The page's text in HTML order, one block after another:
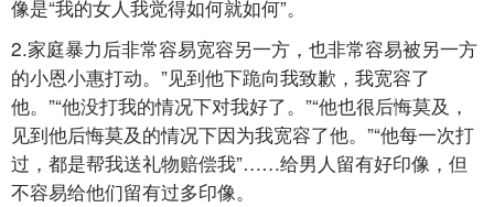
像是“我的女人我觉得如何就如何”。
2.家庭暴力后非常容易宽容另一方，也非常容易被另一方
的小恩小惠打动。”见到他下跪向我致歉，我宽容了
他。”“他没打我的情况下对我好了。”“他也很后悔莫及，
见到他后悔莫及的情况下因为我宽容了他。”“他每一次打
过，都是帮我送礼物赔偿我”……给男人留有好印像，但
不容易给他们留有过多印像。